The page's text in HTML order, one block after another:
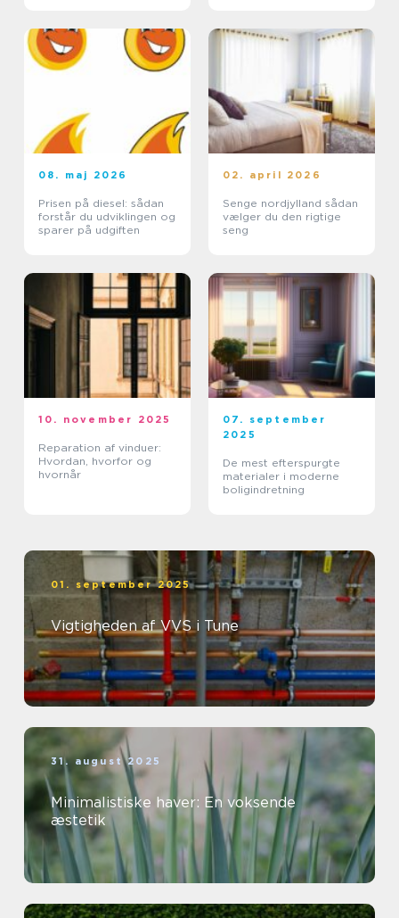
08. maj 2026
Prisen på diesel: sådan
forstår du udviklingen og
sparer på udgiften
02. april 2026
Senge nordjylland sådan
vælger du den rigtige
seng
10. november 2025
Reparation af vinduer:
Hvordan, hvorfor og
hvornår
07. september
2025
De mest efterspurgte
materialer i moderne
boligindretning
01. september 2025
Vigtigheden af VVS i Tune
31. august 2025
Minimalistiske haver: En voksende
æstetik